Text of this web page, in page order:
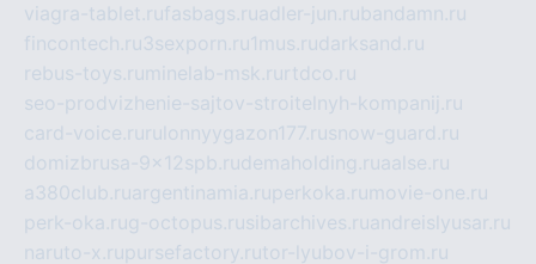
viagra-tablet.rufasbags.ruadler-jun.rubandamn.ru
fincontech.ru3sexporn.ru1mus.rudarksand.ru
rebus-toys.ru minelab-msk.ru rtdco.ru
seo-prodvizhenie-sajtov-stroitelnyh-kompanij.ru
card-voice.ru rulonnyygazon177.rusnow-guard.ru
domizbrusa-9x12spb.rudemaholding.ruaalse.ru
a380club.ruargentinamia.ruperkoka.ru movie-one.ru
perk-oka.rug-octopus.rusibarchives.ruandreislyusar.ru
naruto-x.rupursefactory.rutor-lyubov-i-grom.ru